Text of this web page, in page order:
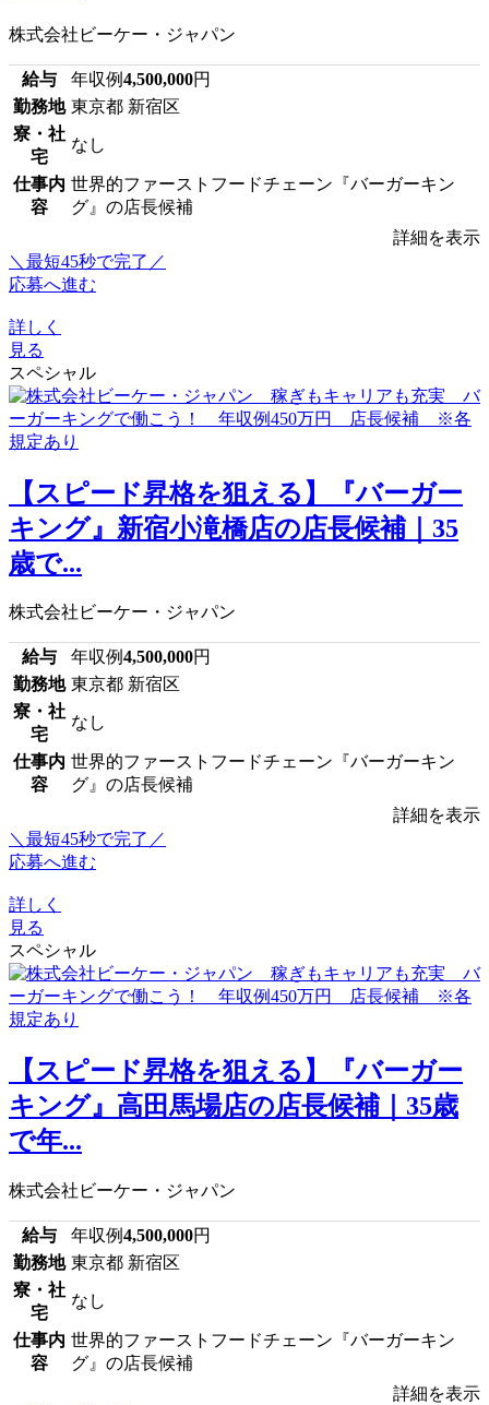
株式会社ビーケー・ジャパン
給与 年収例4,500,000円
勤務地 東京都 新宿区
寮・社
宅
なし
仕事内
容
世界的ファーストフードチェーン『バーガーキン
グ』の店長候補
詳細を表示
＼最短45秒で完了／
応募へ進む
詳しく
見る
スペシャル
【スピード昇格を狙える】『バーガー
キング』新宿小滝橋店の店長候補｜35
歳で...
株式会社ビーケー・ジャパン
給与 年収例4,500,000円
勤務地 東京都 新宿区
寮・社
宅
なし
仕事内
容
世界的ファーストフードチェーン『バーガーキン
グ』の店長候補
詳細を表示
＼最短45秒で完了／
応募へ進む
詳しく
見る
スペシャル
【スピード昇格を狙える】『バーガー
キング』高田馬場店の店長候補｜35歳
で年...
株式会社ビーケー・ジャパン
給与 年収例4,500,000円
勤務地 東京都 新宿区
寮・社
宅
なし
仕事内
容
世界的ファーストフードチェーン『バーガーキン
グ』の店長候補
詳細を表示